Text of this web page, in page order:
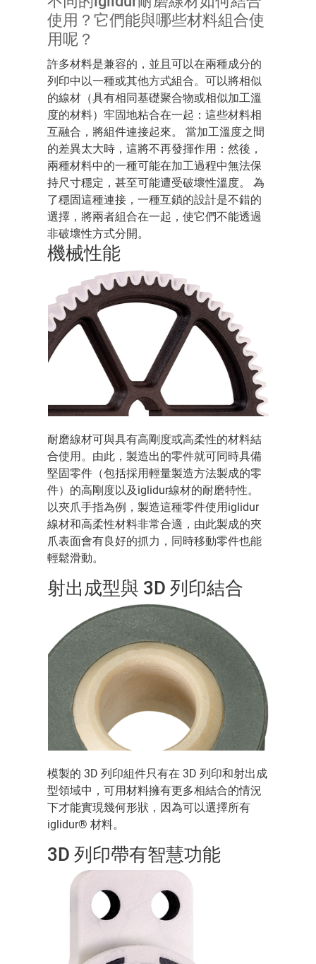
使用？它們能與哪些材料組合使
用呢？
許多材料是兼容的，並且可以在兩種成分的
列印中以一種或其他方式組合。可以將相似
的線材（具有相同基礎聚合物或相似加工溫
度的材料）牢固地粘合在一起：這些材料相
互融合，將組件連接起來。 當加工溫度之間
的差異太大時，這將不再發揮作用：然後，
兩種材料中的一種可能在加工過程中無法保
持尺寸穩定，甚至可能遭受破壞性溫度。 為
了穩固這種連接，一種互鎖的設計是不錯的
選擇，將兩者組合在一起，使它們不能透過
非破壞性方式分開。
機械性能
耐磨線材可與具有高剛度或高柔性的材料結
合使用。由此，製造出的零件就可同時具備
堅固零件（包括採用輕量製造方法製成的零
件）的高剛度以及iglidur線材的耐磨特性。
以夾爪手指為例，製造這種零件使用iglidur
線材和高柔性材料非常合適，由此製成的夾
爪表面會有良好的抓力，同時移動零件也能
輕鬆滑動。
射出成型與 3D 列印結合
模製的 3D 列印組件只有在 3D 列印和射出成
型領域中，可用材料擁有更多相結合的情況
下才能實現幾何形狀，因為可以選擇所有
iglidur® 材料。
3D 列印帶有智慧功能